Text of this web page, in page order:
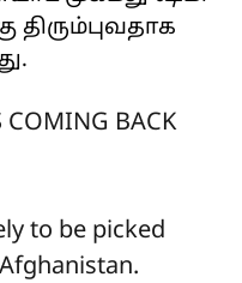
COMING BACK
to be picked